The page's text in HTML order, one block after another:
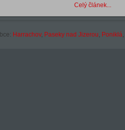
Celý článek...
Harrachov, Paseky nad Jizerou, Poniklá,